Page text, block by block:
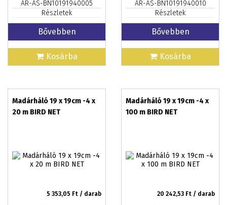
AR-AS-BN10191940005
Részletek
Bővebben
Kosárba
AR-AS-BN10191940010
Részletek
Bővebben
Kosárba
Madárháló 19 x 19cm -4 x
20 m BIRD NET
5 353,05 Ft / darab
Madárháló 19 x 19cm -4 x
100 m BIRD NET
20 242,53 Ft / darab